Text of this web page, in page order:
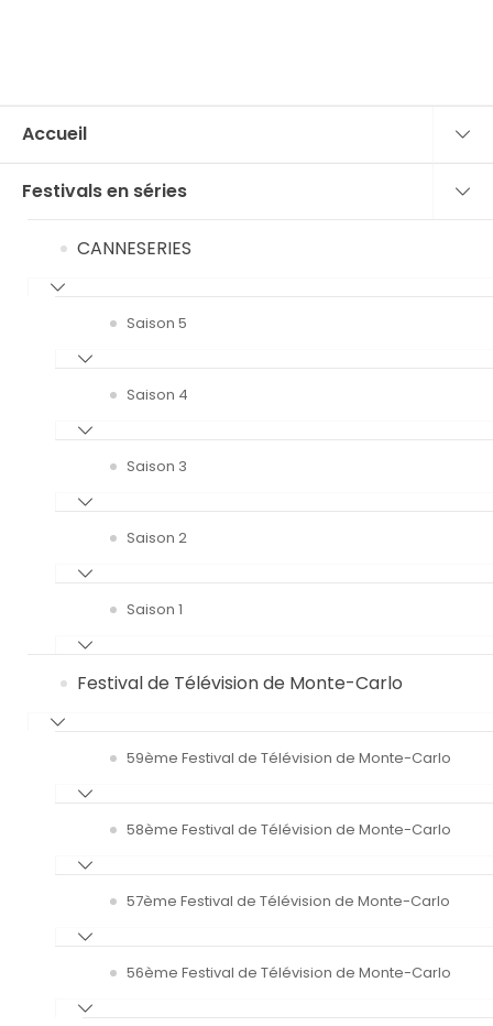
Accueil
Festivals en séries
CANNESERIES
Saison 5
Saison 4
Saison 3
Saison 2
Saison 1
Festival de Télévision de Monte-Carlo
59ème Festival de Télévision de Monte-Carlo
58ème Festival de Télévision de Monte-Carlo
57ème Festival de Télévision de Monte-Carlo
56ème Festival de Télévision de Monte-Carlo